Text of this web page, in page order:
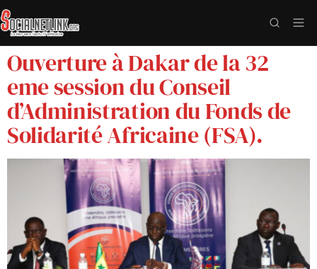
Ouverture à Dakar de la 32
eme session du Conseil
d’Administration du Fonds de
Solidarité Africaine (FSA).